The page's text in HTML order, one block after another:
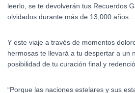
leerlo, se te devolverán tus Recuerdos
olvidados durante más de 13,000 años…
Y este viaje a través de momentos
hermosas te llevará a tu despertar a un
posibilidad de tu curación final y
“Porque las naciones estelares y sus